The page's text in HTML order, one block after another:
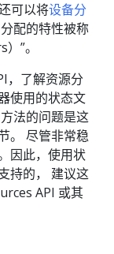
可以将设备分
配的特性被称
”。
，了解资源分
使用的状态文
法的问题是这
。 尽管非常稳
因此，使用状
持的， 建议这
API 或其